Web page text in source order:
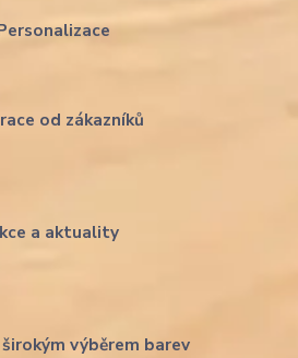
od zákazníků
a aktuality
výběrem barev